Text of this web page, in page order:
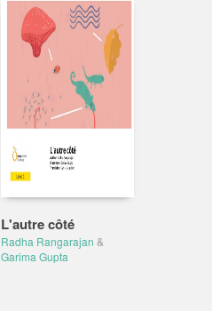
L'autre côté
Radha Rangarajan &
Garima Gupta